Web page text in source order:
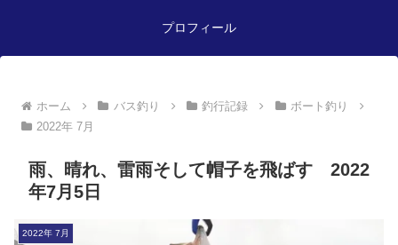
プロフィール
ホーム バス釣り 釣行記録
ボート釣り
2022年 7月
雨、晴れ、雷雨そして帽子を飛ばす 2022
年7月5日
2022年 7月